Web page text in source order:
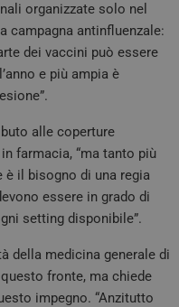
organizzate solo nel
campagna antinfluenzale:
dei vaccini può essere
e più ampia è
alle coperture
farmacia, “ma tanto più
il bisogno di una regia
essere in grado di
setting disponibile”.
della medicina generale di
fronte, ma chiede
impegno. “Anzitutto